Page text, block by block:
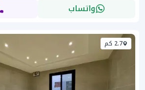
واتساب
2.7 كم